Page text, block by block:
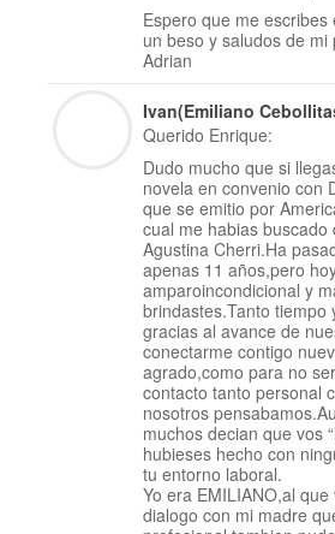
Espero que me escribes
un beso y saludos de
Adrian
Ivan(Emiliano
Querido Enrique:
Dudo mucho que si
novela en convenio con
que se emitio por
cual me habias
Agustina Cherri.Ha
apenas 11 años,pero
amparoincondicional y
brindastes.Tanto
gracias al avance de
conectarme contigo
agrado,como para no
contacto tanto personal
nosotros
muchos decian que vos
hubieses hecho con
tu entorno laboral.
Yo era EMILIANO,al
dialogo con mi madre